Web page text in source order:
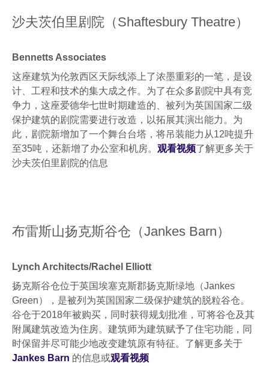
沙夫茨伯里剧院（Shaftesbury Theatre）
Bennetts Associates
这座建筑为伦敦西区天际线添上了浓墨重彩的一笔，是设
计、工程和技术的集大成之作。为了在众多剧院中具有竞
争力，这座爱德华七世时期建造的、被列为英国国家二级
保护建筑的剧院需要进行改造，以拓展其演出能力。为
此，剧院新增加了一个舞台台塔，将吊装能力从12吨提升
至35吨，还新增了办公室和机房。 观看视频了解更多关于
沙夫茨伯里剧院的信息
布雷斯山扬克斯谷仓（Jankes Barn）
Lynch Architects/Rachel Elliott
扬克斯谷仓位于英国埃塞克斯郡扬克斯绿地（Jankes
Green），是被列为英国国家二级保护建筑的脱粒谷仓。
谷仓于2018年被购买，同时获得规划批准，可将谷仓及其
附属建筑改造为住房。建筑师为建筑赋予了住宅功能，同
时保留并尽可能少地改变建筑原有特征。了解更多关于
Jankes Barn 的信息或观看视频